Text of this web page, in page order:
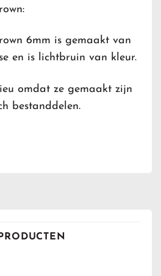
6mm is gemaakt van
en is lichtbruin van kleur.
omdat ze gemaakt zijn
bestanddelen.